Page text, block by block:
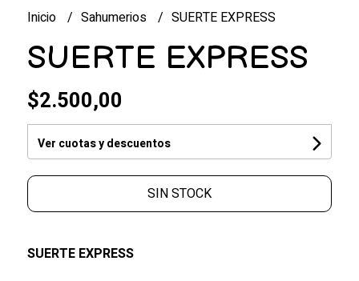
Inicio Sahumerios SUERTE EXPRESS
SUERTE EXPRESS
$2.500,00
Ver cuotas y descuentos
SIN STOCK
SUERTE EXPRESS